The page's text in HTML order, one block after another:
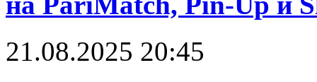
21.08.2025 20:45